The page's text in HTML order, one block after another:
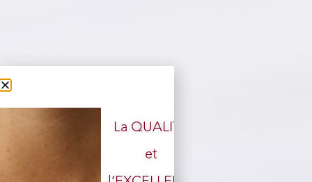
La QUALITÉ
et